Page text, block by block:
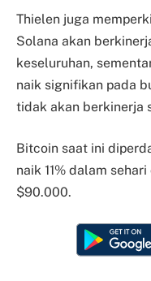
Thielen juga
Solana akan
keseluruhan,
naik signifikan pada
tidak akan berkinerja
Bitcoin saat ini
naik 11% dalam
$90.000.